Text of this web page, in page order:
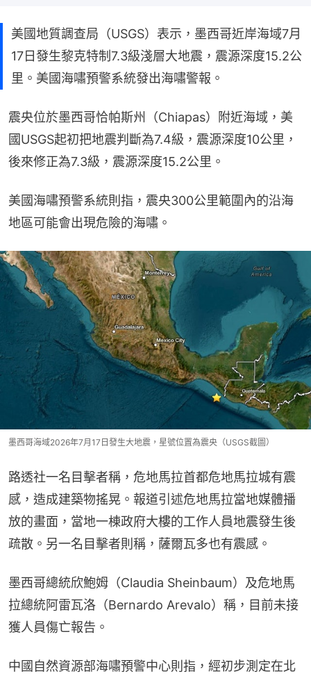
美國地質調查局（USGS）表示，墨西哥近岸海域7月
17日發生黎克特制7.3級淺層大地震，震源深度15.2公
里。美國海嘯預警系統發出海嘯警報。
震央位於墨西哥恰帕斯州（Chiapas）附近海域，美
國USGS起初把地震判斷為7.4級，震源深度10公里，
後來修正為7.3級，震源深度15.2公里。
美國海嘯預警系統則指，震央300公里範圍內的沿海
地區可能會出現危險的海嘯。
墨西哥海域2026年7月17日發生大地震，星號位置為震央（USGS截圖）
路透社一名目擊者稱，危地馬拉首都危地馬拉城有震
感，造成建築物搖晃。報道引述危地馬拉當地媒體播
放的畫面，當地一棟政府大樓的工作人員地震發生後
疏散。另一名目擊者則稱，薩爾瓦多也有震感。
墨西哥總統欣鮑姆（Claudia Sheinbaum）及危地馬
拉總統阿雷瓦洛（Bernardo Arevalo）稱，目前未接
獲人員傷亡報告。
中國自然資源部海嘯預警中心則指，經初步測定在北